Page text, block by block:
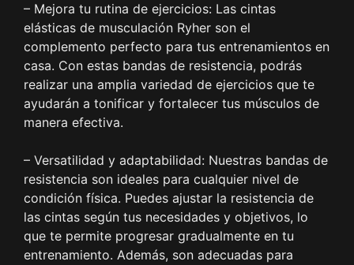
– Mejora tu rutina de ejercicios: Las cintas
elásticas de musculación Ryher son el
complemento perfecto para tus entrenamientos en
casa. Con estas bandas de resistencia, podrás
realizar una amplia variedad de ejercicios que te
ayudarán a tonificar y fortalecer tus músculos de
manera efectiva.
– Versatilidad y adaptabilidad: Nuestras bandas de
resistencia son ideales para cualquier nivel de
condición física. Puedes ajustar la resistencia de
las cintas según tus necesidades y objetivos, lo
que te permite progresar gradualmente en tu
entrenamiento. Además, son adecuadas para